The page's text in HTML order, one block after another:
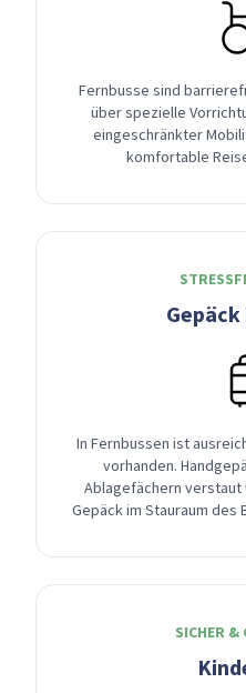
Fernbusse sind
über spezielle
eingeschränkter
komfortable
In Fernbussen ist
vorhanden.
Ablagefächern
Gepäck im Stauraum
SICHER &